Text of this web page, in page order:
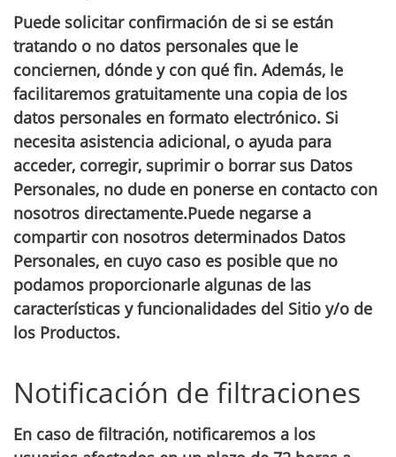
Puede solicitar confirmación de si se están
tratando o no datos personales que le
conciernen, dónde y con qué fin. Además, le
facilitaremos gratuitamente una copia de los
datos personales en formato electrónico. Si
necesita asistencia adicional, o ayuda para
acceder, corregir, suprimir o borrar sus Datos
Personales, no dude en ponerse en contacto con
nosotros directamente.Puede negarse a
compartir con nosotros determinados Datos
Personales, en cuyo caso es posible que no
podamos proporcionarle algunas de las
características y funcionalidades del Sitio y/o de
los Productos.
Notificación de filtraciones
En caso de filtración, notificaremos a los